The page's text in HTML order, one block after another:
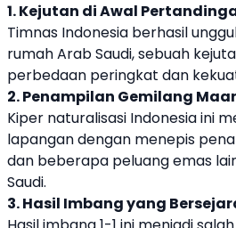
1. Kejutan di Awal
Timnas Indonesia berhasil
rumah Arab Saudi, sebuah
perbedaan peringkat dan
2. Penampilan Gemilang
Kiper naturalisasi Indonesia ini
lapangan dengan menepis
dan beberapa peluang emas
Saudi.
3. Hasil Imbang yang